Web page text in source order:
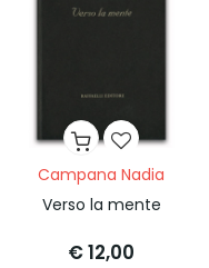
Campana Nadia
Verso la mente
€ 12,00